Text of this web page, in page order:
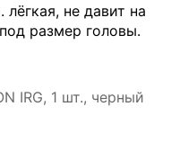
лёгкая, не давит на
размер головы.
IRG, 1 шт., черный